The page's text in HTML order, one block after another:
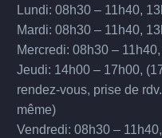
Lundi: 08h30 – 11h40,
Mardi: 08h30 – 11h40,
Mercredi: 08h30 –
Jeudi: 14h00 – 17h00,
rendez-vous, prise de
même)
Vendredi: 08h30 –